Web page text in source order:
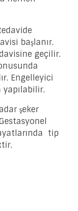
başlanır.
geçilir.
Engelleyici
şeker
tip